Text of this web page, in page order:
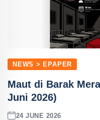
NEWS > EPAPER
Maut di Barak
Juni 2026)
24 JUNE 2026